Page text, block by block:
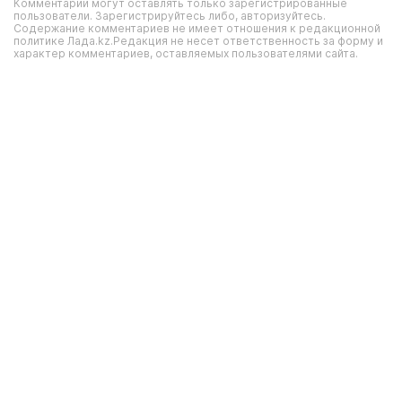
Комментарии могут оставлять только зарегистрированные
пользователи. Зарегистрируйтесь либо, авторизуйтесь.
Содержание комментариев не имеет отношения к редакционной
политике Лада.kz.Редакция не несет ответственность за форму и
характер комментариев, оставляемых пользователями сайта.